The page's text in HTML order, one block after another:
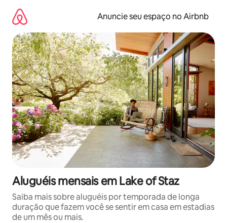
para
conteúdo
Anuncie seu espaço no Airbnb
Aluguéis mensais em Lake of Staz
Saiba mais sobre aluguéis por temporada de longa
duração que fazem você se sentir em casa em estadias
de um mês ou mais.